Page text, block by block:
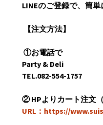
LINEのご登録で、簡単
【注文方法】
①お電話で
Party & Deli
TEL.082-554-1757
②HPよりカート注文
URL：https://